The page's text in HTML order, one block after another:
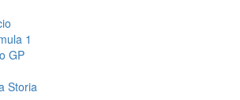
1
GP
Storia